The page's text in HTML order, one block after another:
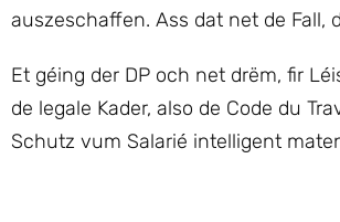
auszeschaffen. Ass dat net de Fall,
Et géing der DP och net drëm, fir
de legale Kader, also de Code du
Schutz vum Salarié intelligent